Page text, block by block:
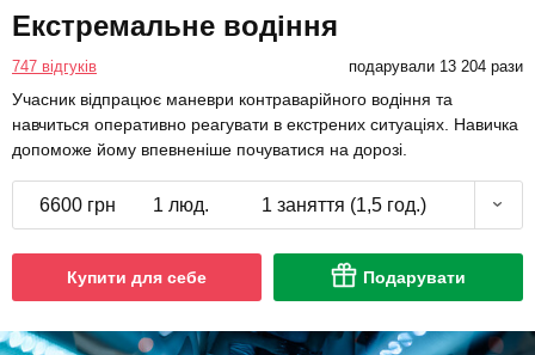
Екстремальне водіння
747 відгуків подарували 13 204 рази
Учасник відпрацює маневри контраварійного водіння та
навчиться оперативно реагувати в екстрених ситуаціях. Навичка
допоможе йому впевненіше почуватися на дорозі.
6600 грн 1 люд. 1 заняття (1,5 год.)
Купити для себе Подарувати